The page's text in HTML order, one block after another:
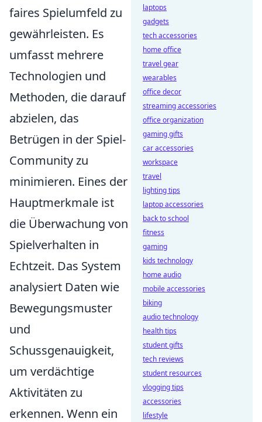
faires Spielumfeld zu
gewährleisten. Es
umfasst mehrere
Technologien und
Methoden, die darauf
abzielen, das
Betrügen in der Spiel-
Community zu
minimieren. Eines der
Hauptmerkmale ist
die Überwachung von
Spielverhalten in
Echtzeit. Das System
analysiert Daten wie
Bewegungsmuster
und
Schussgenauigkeit,
um verdächtige
Aktivitäten zu
erkennen. Wenn ein
laptops
gadgets
tech accessories
home office
travel gear
wearables
office decor
streaming accessories
office organization
gaming gifts
car accessories
workspace
travel
lighting tips
laptop accessories
back to school
fitness
gaming
kids technology
home audio
mobile accessories
biking
audio technology
health tips
student gifts
tech reviews
student resources
vlogging tips
accessories
lifestyle